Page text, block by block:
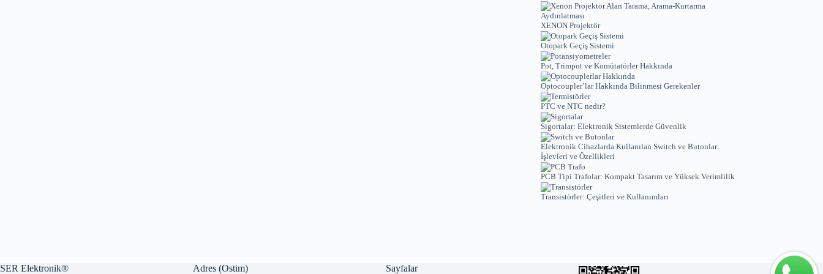
XENON Projektör
Otopark Geçiş Sistemi
Pot, Trimpot ve Komütatörler Hakkında
Optocoupler’lar Hakkında Bilinmesi Gerekenler
PTC ve NTC nedir?
Sigortalar: Elektronik Sistemlerde Güvenlik
Elektronik Cihazlarda Kullanılan Switch ve Butonlar:
İşlevleri ve Özellikleri
PCB Tipi Trafolar: Kompakt Tasarım ve Yüksek Verimlilik
Transistörler: Çeşitleri ve Kullanımları
SER Elektronik® Adres (Ostim) Sayfalar